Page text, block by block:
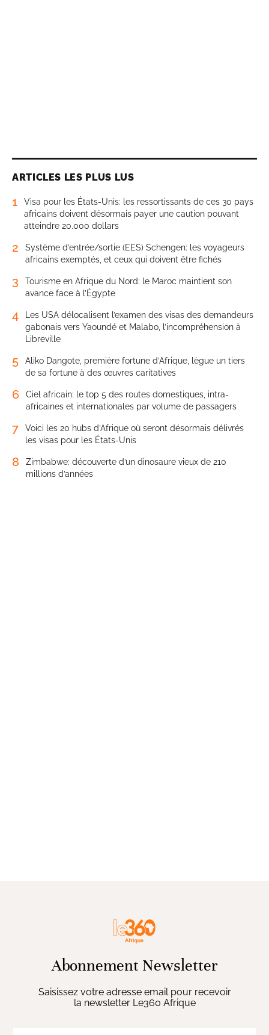
ARTICLES LES PLUS LUS
1
Visa pour les États-Unis: les ressortissants de ces 30 pays
africains doivent désormais payer une caution pouvant
atteindre 20.000 dollars
2
Système d’entrée/sortie (EES) Schengen: les voyageurs
africains exemptés, et ceux qui doivent être fichés
3
Tourisme en Afrique du Nord: le Maroc maintient son
avance face à l’Égypte
4
Les USA délocalisent l’examen des visas des demandeurs
gabonais vers Yaoundé et Malabo, l’incompréhension à
Libreville
5
Aliko Dangote, première fortune d’Afrique, lègue un tiers
de sa fortune à des œuvres caritatives
6
Ciel africain: le top 5 des routes domestiques, intra-
africaines et internationales par volume de passagers
7
Voici les 20 hubs d’Afrique où seront désormais délivrés
les visas pour les États-Unis
8
Zimbabwe: découverte d’un dinosaure vieux de 210
millions d’années
Abonnement Newsletter
Saisissez votre adresse email pour recevoir
la newsletter Le360 Afrique